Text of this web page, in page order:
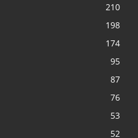
210
198
174
95
87
76
53
52